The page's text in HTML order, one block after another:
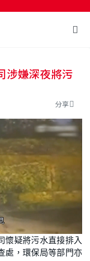
涉嫌深夜將污
分享
懷疑將污水直接排入
處，環保局等部門亦